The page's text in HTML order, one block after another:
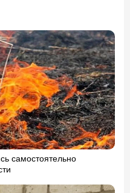
самостоятельно